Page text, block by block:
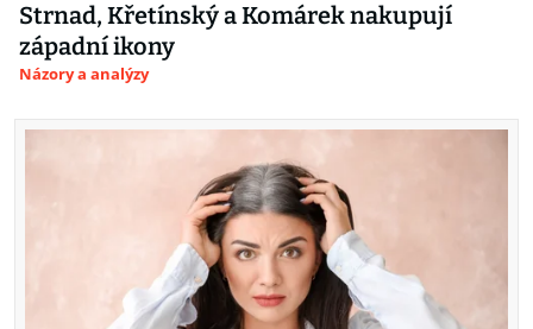
Strnad, Křetínský a Komárek nakupují
západní ikony
Názory a analýzy